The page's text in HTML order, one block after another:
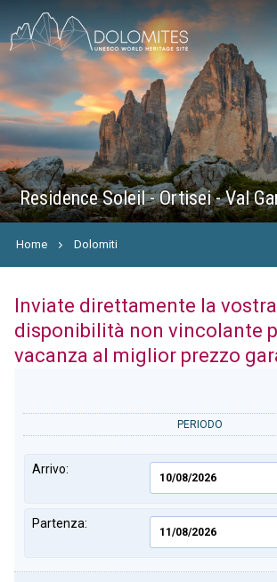
Residence Soleil - Ortisei - Val
Home Dolomiti
Inviate direttamente la
disponibilità non vincolante
vacanza al miglior prezzo
PERIODO
Arrivo:
Partenza: